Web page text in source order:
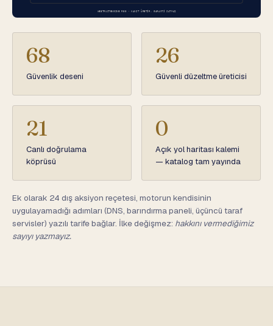
68
Güvenlik deseni
26
Güvenli düzeltme üreticisi
21
Canlı doğrulama
köprüsü
0
Açık yol haritası kalemi
— katalog tam yayında
Ek olarak 24 dış aksiyon reçetesi, motorun kendisinin
uygulayamadığı adımları (DNS, barındırma paneli, üçüncü taraf
servisler) yazılı tarife bağlar. İlke değişmez: hakkını vermediğimiz
sayıyı yazmayız.